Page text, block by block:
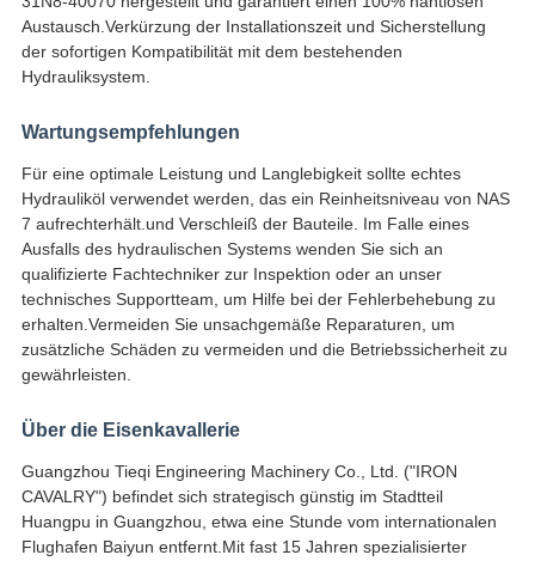
Austausch.Verkürzung der Installationszeit und Sicherstellung
der sofortigen Kompatibilität mit dem bestehenden
Hydrauliksystem.
Wartungsempfehlungen
Für eine optimale Leistung und Langlebigkeit sollte echtes
Hydrauliköl verwendet werden, das ein Reinheitsniveau von NAS
7 aufrechterhält.und Verschleiß der Bauteile. Im Falle eines
Ausfalls des hydraulischen Systems wenden Sie sich an
qualifizierte Fachtechniker zur Inspektion oder an unser
technisches Supportteam, um Hilfe bei der Fehlerbehebung zu
erhalten.Vermeiden Sie unsachgemäße Reparaturen, um
zusätzliche Schäden zu vermeiden und die Betriebssicherheit zu
gewährleisten.
Über die Eisenkavallerie
Guangzhou Tieqi Engineering Machinery Co., Ltd. ("IRON
CAVALRY") befindet sich strategisch günstig im Stadtteil
Huangpu in Guangzhou, etwa eine Stunde vom internationalen
Flughafen Baiyun entfernt.Mit fast 15 Jahren spezialisierter